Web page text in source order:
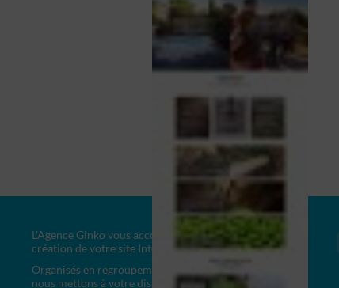
L'Agence Ginko vous accompagne dans la
création de votre site Internet personnalisé.
Organisés en regroupement de compétences,
nous mettons à votre disposition les